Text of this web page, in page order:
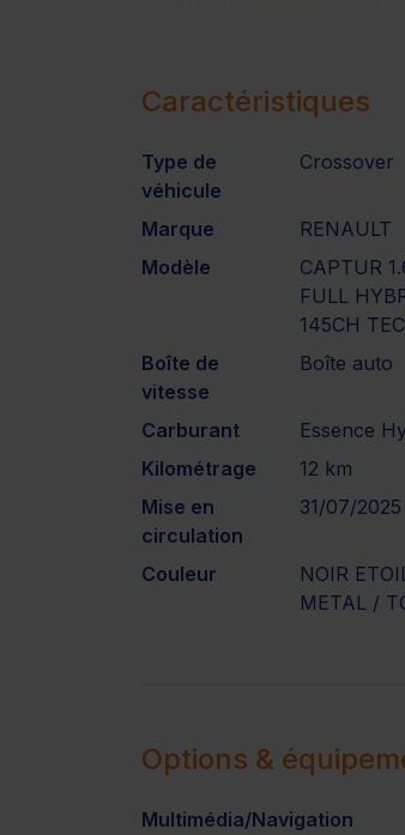
Caractéristiques
Type de
véhicule
Crossover
Marque
RENAULT
Modèle
CAPTUR
FULL
145CH
Boîte de
vitesse
Boîte auto
Carburant
Essence
Kilométrage
12 km
Mise en
circulation
31/07/2025
Couleur
NOIR
METAL /
Options &
Multimédia/Navigation